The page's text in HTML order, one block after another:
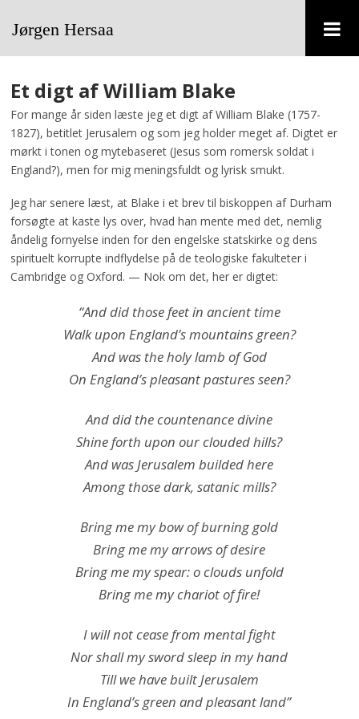
Jørgen
Hersaa
Et digt af William Blake
For mange år siden læste jeg et digt af William Blake (1757-
1827), betitlet Jerusalem og som jeg holder meget af. Digtet er
mørkt i tonen og mytebaseret (Jesus som romersk soldat i
England?), men for mig meningsfuldt og lyrisk smukt.
Jeg har senere læst, at Blake i et brev til biskoppen af Durham
forsøgte at kaste lys over, hvad han mente med det, nemlig
åndelig fornyelse inden for den engelske statskirke og dens
spirituelt korrupte indflydelse på de teologiske fakulteter i
Cambridge og Oxford. — Nok om det, her er digtet:
“And did those feet in ancient time
Walk upon England’s mountains green?
And was the holy lamb of God
On England’s pleasant pastures seen?
And did the countenance divine
Shine forth upon our clouded hills?
And was Jerusalem builded here
Among those dark, satanic mills?
Bring me my bow of burning gold
Bring me my arrows of desire
Bring me my spear: o clouds unfold
Bring me my chariot of fire!
I will not cease from mental fight
Nor shall my sword sleep in my hand
Till we have built Jerusalem
In England’s green and pleasant land”